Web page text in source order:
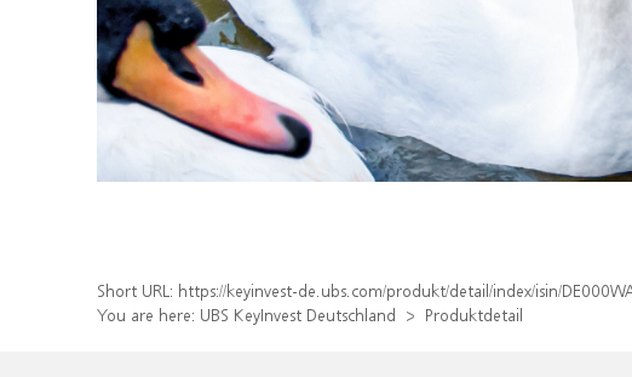
Short URL: https://keyinvest-de.ubs.com/produkt/detail/index/isin/
You are here: UBS KeyInvest Deutschland Produktdetail